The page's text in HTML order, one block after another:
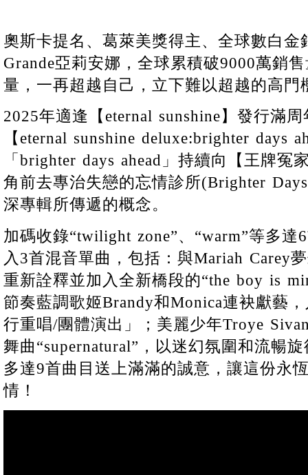
奧斯卡提名、葛萊美獎得主、全球數白金
Grande亞莉安娜，全球累積破9000萬銷
量，一再超越自己，立下難以超越的高門
2025年適逢【eternal sunshine】發行滿
【eternal sunshine deluxe:brighter days
「brighter days ahead」持續向【王牌冤
角前去專治失戀的忘情診所(Brighter
深專輯所傳遞的概念。
加碼收錄“twilight zone”、“warm”等多達
入3首混音單曲，包括：與Mariah Carey
重新詮釋並加入全新橋段的“the boy is
節奏藍調歌姬Brandy和Monica連袂獻藝
行重唱/團體演出」；美麗少年Troye
舞曲“supernatural”，以迷幻氛圍和流暢
多達9首曲目送上滿滿的誠意，讓這份永
情！